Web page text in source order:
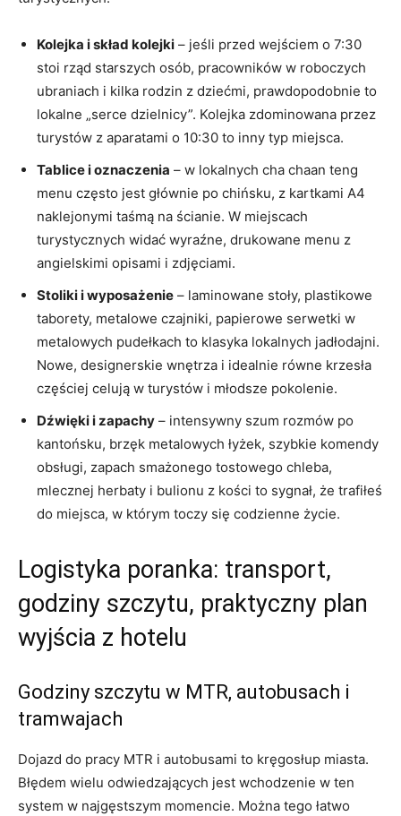
Kolejka i skład kolejki – jeśli przed wejściem o 7:30
stoi rząd starszych osób, pracowników w roboczych
ubraniach i kilka rodzin z dziećmi, prawdopodobnie to
lokalne „serce dzielnicy”. Kolejka zdominowana przez
turystów z aparatami o 10:30 to inny typ miejsca.
Tablice i oznaczenia – w lokalnych cha chaan teng
menu często jest głównie po chińsku, z kartkami A4
naklejonymi taśmą na ścianie. W miejscach
turystycznych widać wyraźne, drukowane menu z
angielskimi opisami i zdjęciami.
Stoliki i wyposażenie – laminowane stoły, plastikowe
taborety, metalowe czajniki, papierowe serwetki w
metalowych pudełkach to klasyka lokalnych jadłodajni.
Nowe, designerskie wnętrza i idealnie równe krzesła
częściej celują w turystów i młodsze pokolenie.
Dźwięki i zapachy – intensywny szum rozmów po
kantońsku, brzęk metalowych łyżek, szybkie komendy
obsługi, zapach smażonego tostowego chleba,
mlecznej herbaty i bulionu z kości to sygnał, że trafiłeś
do miejsca, w którym toczy się codzienne życie.
Logistyka poranka: transport,
godziny szczytu, praktyczny plan
wyjścia z hotelu
Godziny szczytu w MTR, autobusach i
tramwajach
Dojazd do pracy MTR i autobusami to kręgosłup miasta.
Błędem wielu odwiedzających jest wchodzenie w ten
system w najgęstszym momencie. Można tego łatwo